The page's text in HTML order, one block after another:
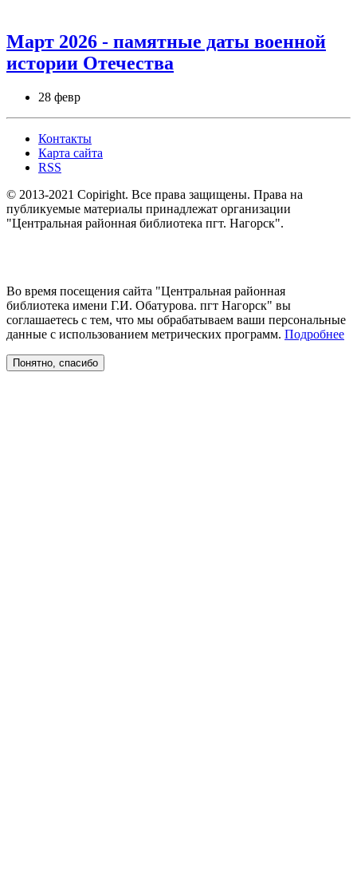
Март 2026 - памятные даты военной
истории Отечества
28 февр
Контакты
Карта сайта
RSS
© 2013-2021 Copiright. Все права защищены. Права на
публикуемые материалы принадлежат организации
"Центральная районная библиотека пгт. Нагорск".
Во время посещения сайта "Центральная районная
библиотека имени Г.И. Обатурова. пгт Нагорск" вы
соглашаетесь с тем, что мы обрабатываем ваши персональные
данные с использованием метрических программ. Подробнее
Понятно, спасибо